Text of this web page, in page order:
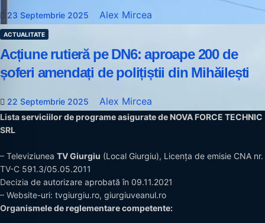
23 Septembrie 2025 Alex Mircea
ACTUALITATE
Acțiune rutieră pe DN6: aproape 200 de
șoferi amendați de polițiștii din Mihăilești
22 Septembrie 2025 Alex Mircea
Lista serviciilor de programe asigurate de NOVA FORCE TECHNIC
SRL
– Televiziunea TV Giurgiu (Local Giurgiu), Licența de emisie CNA nr.
TV-C 591.3/05.05.2011
Decizia de autorizare aprobată în 09.11.2021
– Website-uri: tvgiurgiu.ro, giurgiuveanul.ro
Organismele de reglementare competente: